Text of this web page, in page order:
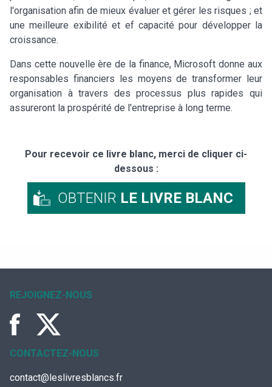
l'organisation afin de mieux évaluer et gérer les risques ; et
une meilleure exibilité et ef capacité pour développer la
croissance.
Dans cette nouvelle ère de la finance, Microsoft donne aux
responsables financiers les moyens de transformer leur
organisation à travers des processus plus rapides qui
assureront la prospérité de l'entreprise à long terme.
Pour recevoir ce livre blanc, merci de cliquer ci-
dessous :
OBTENIR LE LIVRE BLANC
REJOIGNEZ-NOUS
CONTACTEZ-NOUS
contact@leslivresblancs.fr